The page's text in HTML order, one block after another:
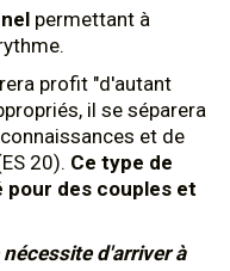
permettant à
profit "d'autant
il se séparera
et de
20). Ce type de
pour des couples et
d'arriver à